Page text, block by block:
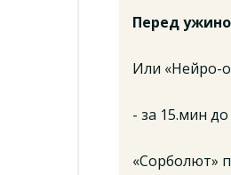
Перед
Или «Нейро-
- за 15.мин
«Сорболют»